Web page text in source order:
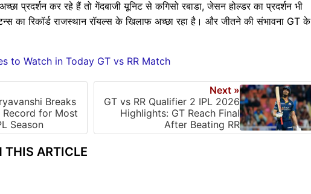
प्रदर्शन कर रहे हैं तो गेंदबाजी यूनिट से कगिसो रबाडा, जेसन होल्डर का प्रदर्शन भी
का रिकॉर्ड राजस्थान रॉयल्स के खिलाफ अच्छा रहा है। और जीतने की संभावना GT के
to Watch in Today GT vs RR Match
Breaks
Record for Most
Season
Next »
GT vs RR Qualifier 2 IPL 2026
Highlights: GT Reach Final
After Beating RR
THIS ARTICLE